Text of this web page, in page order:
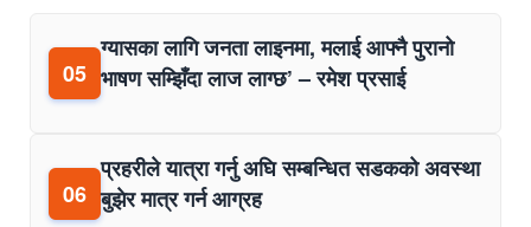
05
ग्यासका लागि जनता लाइनमा, मलाई आफ्नै पुरानो
भाषण सम्झिँदा लाज लाग्छ’ – रमेश प्रसाई
06
प्रहरीले यात्रा गर्नु अघि सम्बन्धित सडकको अवस्था
बुझेर मात्र गर्न आग्रह